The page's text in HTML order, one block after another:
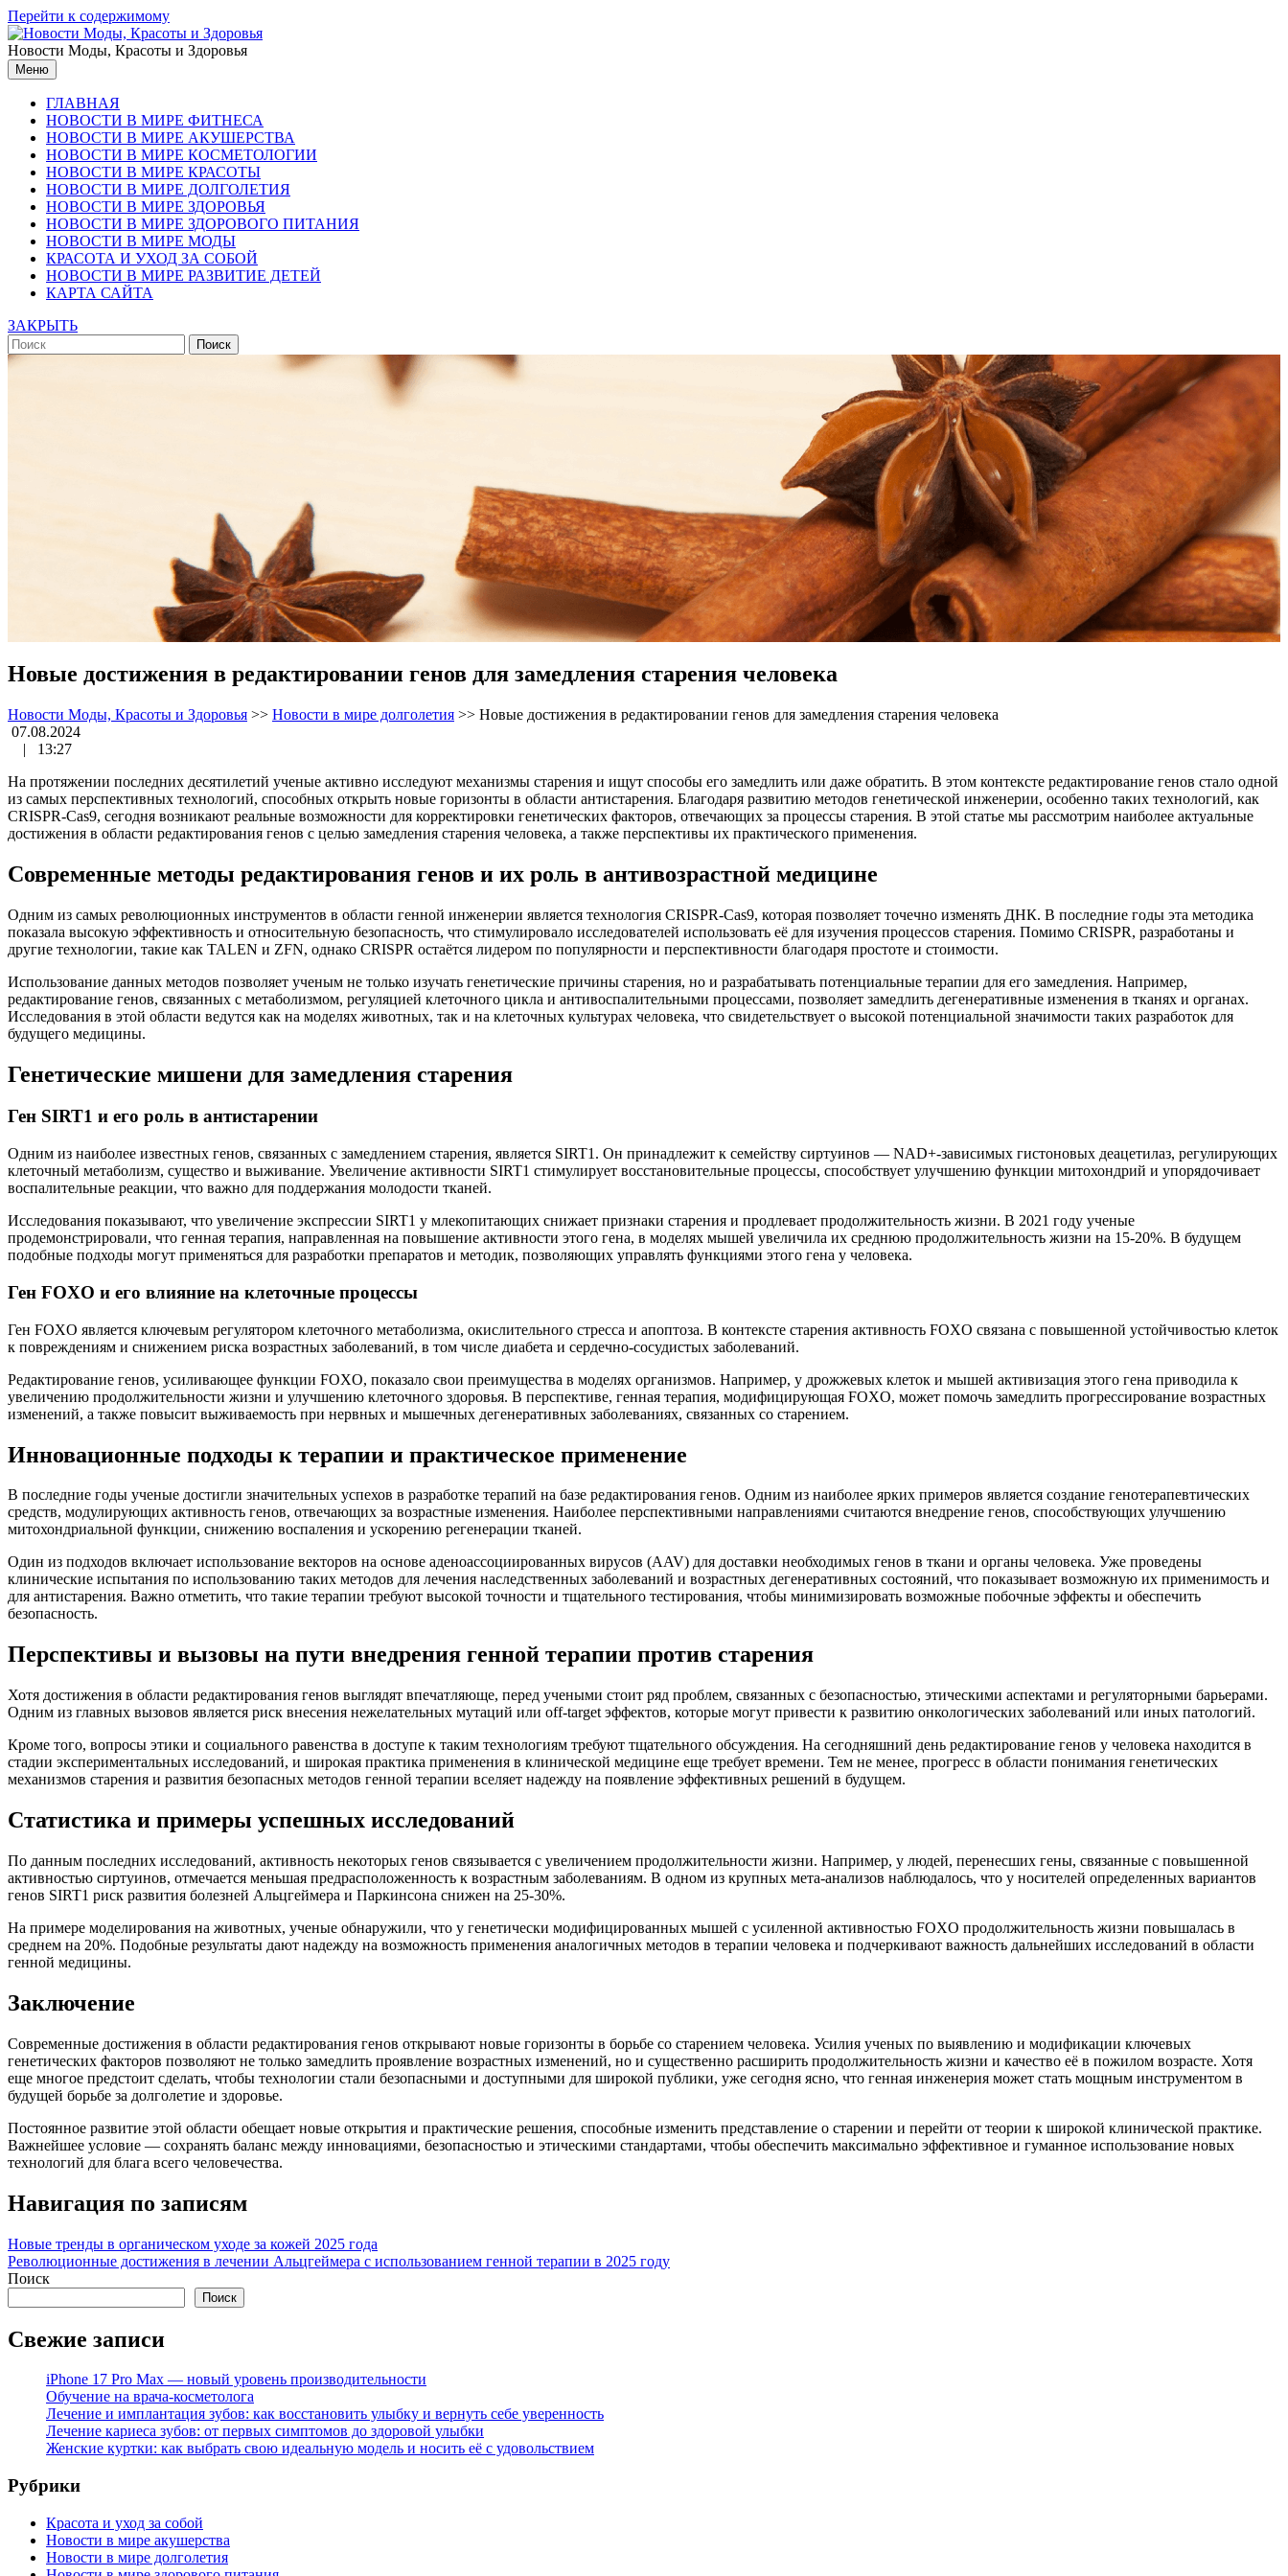
Перейти к содержимому
Новости Моды, Красоты и Здоровья
Меню
ГЛАВНАЯ
НОВОСТИ В МИРЕ ФИТНЕСА
НОВОСТИ В МИРЕ АКУШЕРСТВА
НОВОСТИ В МИРЕ КОСМЕТОЛОГИИ
НОВОСТИ В МИРЕ КРАСОТЫ
НОВОСТИ В МИРЕ ДОЛГОЛЕТИЯ
НОВОСТИ В МИРЕ ЗДОРОВЬЯ
НОВОСТИ В МИРЕ ЗДОРОВОГО ПИТАНИЯ
НОВОСТИ В МИРЕ МОДЫ
КРАСОТА И УХОД ЗА СОБОЙ
НОВОСТИ В МИРЕ РАЗВИТИЕ ДЕТЕЙ
КАРТА САЙТА
ЗАКРЫТЬ
Новые достижения в редактировании генов для замедления старения человека
Новости Моды, Красоты и Здоровья >> Новости в мире долголетия >> Новые достижения в редактировании генов для замедления старения человека
07.08.2024
|
13:27
На протяжении последних десятилетий ученые активно исследуют механизмы старения и ищут способы его замедлить или даже обратить. В этом контексте редактирование генов стало одной
из самых перспективных технологий, способных открыть новые горизонты в области антистарения. Благодаря развитию методов генетической инженерии, особенно таких технологий, как
CRISPR-Cas9, сегодня возникают реальные возможности для корректировки генетических факторов, отвечающих за процессы старения. В этой статье мы рассмотрим наиболее актуальные
достижения в области редактирования генов с целью замедления старения человека, а также перспективы их практического применения.
Современные методы редактирования генов и их роль в антивозрастной медицине
Одним из самых революционных инструментов в области генной инженерии является технология CRISPR-Cas9, которая позволяет точечно изменять ДНК. В последние годы эта методика
показала высокую эффективность и относительную безопасность, что стимулировало исследователей использовать её для изучения процессов старения. Помимо CRISPR, разработаны и
другие технологии, такие как TALEN и ZFN, однако CRISPR остаётся лидером по популярности и перспективности благодаря простоте и стоимости.
Использование данных методов позволяет ученым не только изучать генетические причины старения, но и разрабатывать потенциальные терапии для его замедления. Например,
редактирование генов, связанных с метаболизмом, регуляцией клеточного цикла и антивоспалительными процессами, позволяет замедлить дегенеративные изменения в тканях и органах.
Исследования в этой области ведутся как на моделях животных, так и на клеточных культурах человека, что свидетельствует о высокой потенциальной значимости таких разработок для
будущего медицины.
Генетические мишени для замедления старения
Ген SIRT1 и его роль в антистарении
Одним из наиболее известных генов, связанных с замедлением старения, является SIRT1. Он принадлежит к семейству сиртуинов — NAD+-зависимых гистоновых деацетилаз, регулирующих
клеточный метаболизм, существо и выживание. Увеличение активности SIRT1 стимулирует восстановительные процессы, способствует улучшению функции митохондрий и упорядочивает
воспалительные реакции, что важно для поддержания молодости тканей.
Исследования показывают, что увеличение экспрессии SIRT1 у млекопитающих снижает признаки старения и продлевает продолжительность жизни. В 2021 году ученые
продемонстрировали, что генная терапия, направленная на повышение активности этого гена, в моделях мышей увеличила их среднюю продолжительность жизни на 15-20%. В будущем
подобные подходы могут применяться для разработки препаратов и методик, позволяющих управлять функциями этого гена у человека.
Ген FOXO и его влияние на клеточные процессы
Ген FOXO является ключевым регулятором клеточного метаболизма, окислительного стресса и апоптоза. В контексте старения активность FOXO связана с повышенной устойчивостью клеток
к повреждениям и снижением риска возрастных заболеваний, в том числе диабета и сердечно-сосудистых заболеваний.
Редактирование генов, усиливающее функции FOXO, показало свои преимущества в моделях организмов. Например, у дрожжевых клеток и мышей активизация этого гена приводила к
увеличению продолжительности жизни и улучшению клеточного здоровья. В перспективе, генная терапия, модифицирующая FOXO, может помочь замедлить прогрессирование возрастных
изменений, а также повысит выживаемость при нервных и мышечных дегенеративных заболеваниях, связанных со старением.
Инновационные подходы к терапии и практическое применение
В последние годы ученые достигли значительных успехов в разработке терапий на базе редактирования генов. Одним из наиболее ярких примеров является создание генотерапевтических
средств, модулирующих активность генов, отвечающих за возрастные изменения. Наиболее перспективными направлениями считаются внедрение генов, способствующих улучшению
митохондриальной функции, снижению воспаления и ускорению регенерации тканей.
Один из подходов включает использование векторов на основе аденоассоциированных вирусов (AAV) для доставки необходимых генов в ткани и органы человека. Уже проведены
клинические испытания по использованию таких методов для лечения наследственных заболеваний и возрастных дегенеративных состояний, что показывает возможную их применимость и
для антистарения. Важно отметить, что такие терапии требуют высокой точности и тщательного тестирования, чтобы минимизировать возможные побочные эффекты и обеспечить
безопасность.
Перспективы и вызовы на пути внедрения генной терапии против старения
Хотя достижения в области редактирования генов выглядят впечатляюще, перед учеными стоит ряд проблем, связанных с безопасностью, этическими аспектами и регуляторными барьерами.
Одним из главных вызовов является риск внесения нежелательных мутаций или off-target эффектов, которые могут привести к развитию онкологических заболеваний или иных патологий.
Кроме того, вопросы этики и социального равенства в доступе к таким технологиям требуют тщательного обсуждения. На сегодняшний день редактирование генов у человека находится в
стадии экспериментальных исследований, и широкая практика применения в клинической медицине еще требует времени. Тем не менее, прогресс в области понимания генетических
механизмов старения и развития безопасных методов генной терапии вселяет надежду на появление эффективных решений в будущем.
Статистика и примеры успешных исследований
По данным последних исследований, активность некоторых генов связывается с увеличением продолжительности жизни. Например, у людей, перенесших гены, связанные с повышенной
активностью сиртуинов, отмечается меньшая предрасположенность к возрастным заболеваниям. В одном из крупных мета-анализов наблюдалось, что у носителей определенных вариантов
генов SIRT1 риск развития болезней Альцгеймера и Паркинсона снижен на 25-30%.
На примере моделирования на животных, ученые обнаружили, что у генетически модифицированных мышей с усиленной активностью FOXO продолжительность жизни повышалась в
среднем на 20%. Подобные результаты дают надежду на возможность применения аналогичных методов в терапии человека и подчеркивают важность дальнейших исследований в области
генной медицины.
Заключение
Современные достижения в области редактирования генов открывают новые горизонты в борьбе со старением человека. Усилия ученых по выявлению и модификации ключевых
генетических факторов позволяют не только замедлить проявление возрастных изменений, но и существенно расширить продолжительность жизни и качество её в пожилом возрасте. Хотя
еще многое предстоит сделать, чтобы технологии стали безопасными и доступными для широкой публики, уже сегодня ясно, что генная инженерия может стать мощным инструментом в
будущей борьбе за долголетие и здоровье.
Постоянное развитие этой области обещает новые открытия и практические решения, способные изменить представление о старении и перейти от теории к широкой клинической практике.
Важнейшее условие — сохранять баланс между инновациями, безопасностью и этическими стандартами, чтобы обеспечить максимально эффективное и гуманное использование новых
технологий для блага всего человечества.
Навигация по записям
Новые тренды в органическом уходе за кожей 2025 года
Революционные достижения в лечении Альцгеймера с использованием генной терапии в 2025 году
Поиск
Поиск
Свежие записи
iPhone 17 Pro Max — новый уровень производительности
Обучение на врача-косметолога
Лечение и имплантация зубов: как восстановить улыбку и вернуть себе уверенность
Лечение кариеса зубов: от первых симптомов до здоровой улыбки
Женские куртки: как выбрать свою идеальную модель и носить её с удовольствием
Рубрики
Красота и уход за собой
Новости в мире акушерства
Новости в мире долголетия